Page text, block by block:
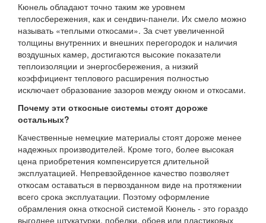
Кюнель обладают точно таким же уровнем
теплосбережения, как и сендвич-панели. Их смело можно
называть «теплыми откосами». За счет увеличенной
толщины внутренних и внешних перегородок и наличия
воздушных камер, достигаются высокие показатели
теплоизоляции и энергосбережения, а низкий
коэффициент теплового расширения полностью
исключает образование зазоров между окном и откосами.
Почему эти откосные системы стоят дороже
остальных?
Качественные немецкие материалы стоят дороже менее
надежных производителей. Кроме того, более высокая
цена приобретения компенсируется длительной
эксплуатацией. Непревзойденное качество позволяет
откосам оставаться в первозданном виде на протяжении
всего срока эксплуатации. Поэтому оформление
обрамления окна откосной системой Кюнель - это гораздо
выгоднее штукатурки, побелки, обоев или пластиковых